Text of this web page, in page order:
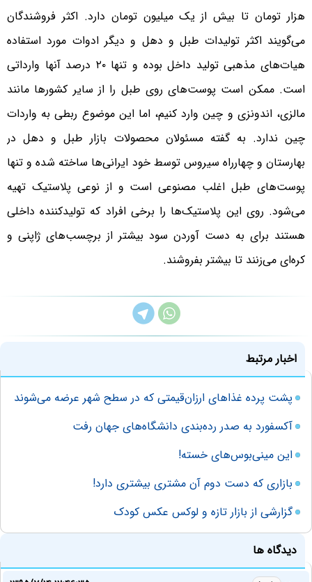
هزار تومان تا بیش از یک میلیون تومان دارد. اکثر فروشندگان
می‌گویند اکثر تولیدات طبل و دهل و دیگر ادوات مورد استفاده
هیات‌های مذهبی تولید داخل بوده و تنها ۲۰ درصد آنها وارداتی
است. ممکن است پوست‌های روی طبل را از سایر کشورها مانند
مالزی، اندونزی و چین وارد کنیم، اما این موضوع ربطی به واردات
چین ندارد. به گفته مسئولان محصولات بازار طبل و دهل در
بهارستان و چهارراه سیروس توسط خود ایرانی‌ها ساخته شده و تنها
پوست‌های طبل اغلب مصنوعی است و از نوعی پلاستیک تهیه
می‌شود. روی این پلاستیک‌ها را برخی افراد که تولیدکننده داخلی
هستند برای به دست آوردن سود بیشتر از برچسب‌های ژاپنی و
کره‌ای می‌زنند تا بیشتر بفروشند.
اخبار مرتبط
پشت پرده غذاهای ارزان‌قیمتی که در سطح شهر عرضه می‌شوند
آکسفورد به صدر رده‌بندی دانشگاه‌های جهان رفت
این مینی‌بوس‌های خسته!
بازاری که دست دوم آن مشتری بیشتری دارد!
گزارشی از بازار تازه و لوکس عکس کودک
دیدگاه ها